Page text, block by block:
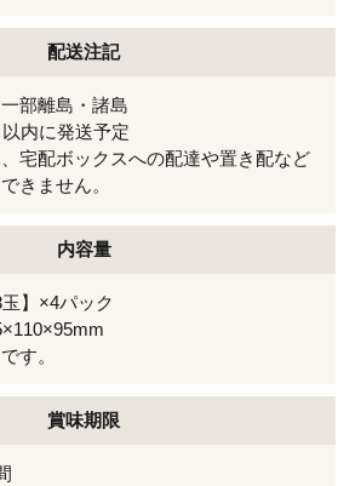
配送注記
部離島・諸島
内に発送予定
宅配ボックスへの配達や置き配など
きません。
内容量
玉】×4パック
す。
賞味期限